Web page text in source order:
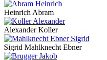
Heinrich Abram
Alexander Koller
Sigrid Mahlknecht Ebner